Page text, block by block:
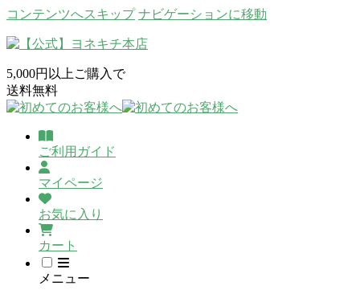
コンテンツへスキップ ナビゲーションに移動
5,000円以上ご購入で
送料無料
ご利用ガイド
マイページ
お気に入り
カート
メニュー